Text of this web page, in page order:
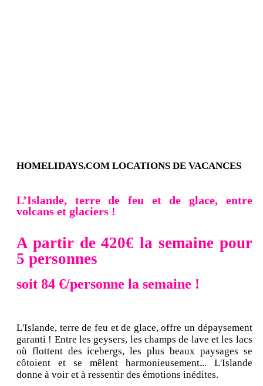
HOMELIDAYS.COM LOCATIONS DE VACANCES
L’Islande, terre de feu et de glace, entre
volcans et glaciers !
A partir de 420€ la semaine pour
5 personnes
soit 84 €/personne la semaine !
L'Islande, terre de feu et de glace, offre un dépaysement
garanti ! Entre les geysers, les champs de lave et les lacs
où flottent des icebergs, les plus beaux paysages se
côtoient et se mêlent harmonieusement... L'Islande
donne à voir et à ressentir des émotions inédites.